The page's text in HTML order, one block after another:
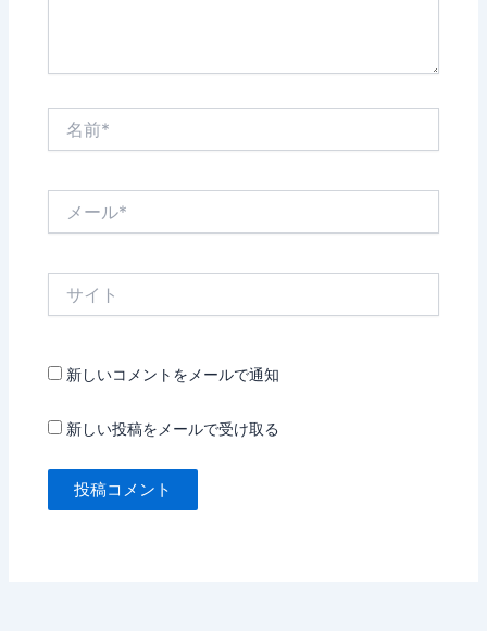
新しいコメントをメールで通知
新しい投稿をメールで受け取る